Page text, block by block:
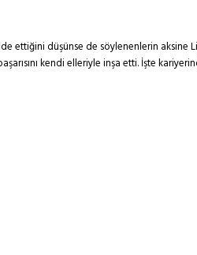
ettiğini düşünse de söylenenlerin aksine
kendi elleriyle inşa etti. İşte